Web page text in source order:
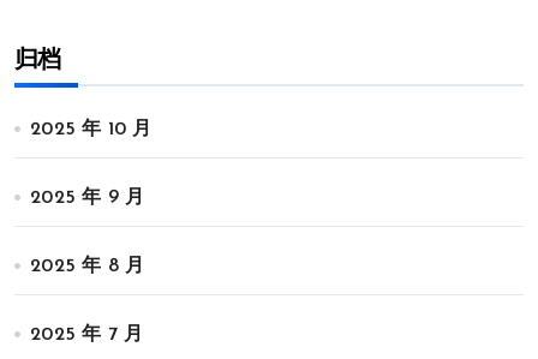
归档
2025 年 10 月
2025 年 9 月
2025 年 8 月
2025 年 7 月